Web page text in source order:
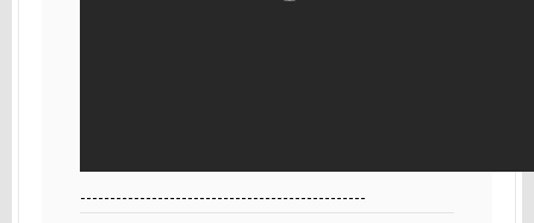
------------------------------------------------